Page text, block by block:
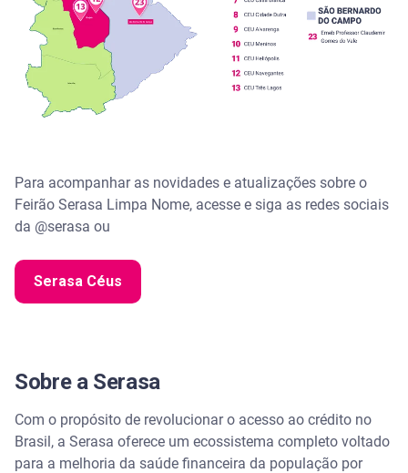
Para acompanhar as novidades e atualizações sobre o
Feirão Serasa Limpa Nome, acesse e siga as redes sociais
da @serasa ou
Serasa Céus
Sobre a Serasa
Com o propósito de revolucionar o acesso ao crédito no
Brasil, a Serasa oferece um ecossistema completo voltado
para a melhoria da saúde financeira da população por